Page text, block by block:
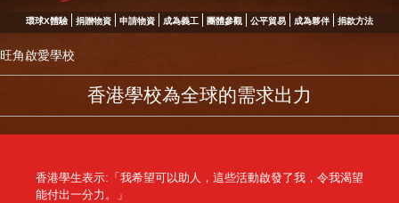
環球X體驗 捐贈物資 申請物資 成為義工 團體參觀 公平貿易 成為夥伴 捐款方法
旺角啟愛學校
香港學校為全球的需求出力
香港學生表示:「我希望可以助人，這些活動啟發了我，令我渴望
能付出一分力。」